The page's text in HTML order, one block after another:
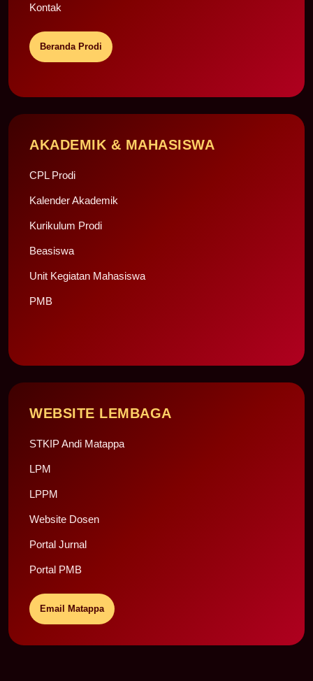
Kontak
Beranda Prodi
AKADEMIK & MAHASISWA
CPL Prodi
Kalender Akademik
Kurikulum Prodi
Beasiswa
Unit Kegiatan Mahasiswa
PMB
WEBSITE LEMBAGA
STKIP Andi Matappa
LPM
LPPM
Website Dosen
Portal Jurnal
Portal PMB
Email Matappa